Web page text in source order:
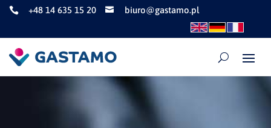
 +48 14 635 15 20  biuro@gastamo.pl